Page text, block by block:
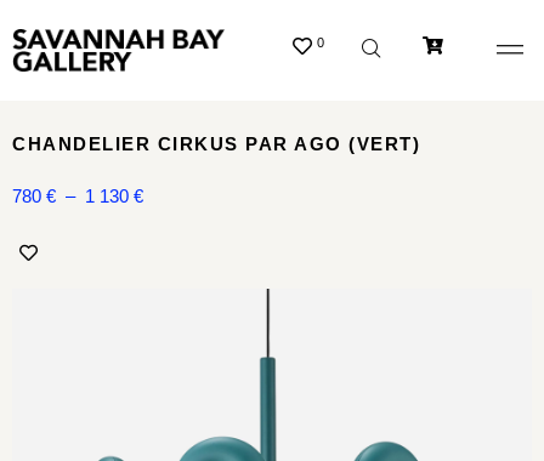
0
CHANDELIER CIRKUS PAR AGO (VERT)
780 € – 1 130 €